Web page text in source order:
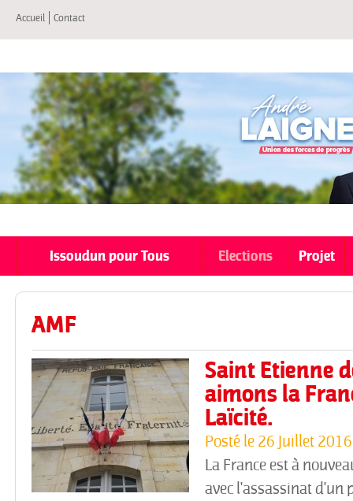
Accueil Contact
Issoudun pour Tous Elections Projet
AMF
Saint Etienne
aimons la
Laïcité.
Posté le 26 Juillet 2016
La France est à
avec l'assassinat d'un